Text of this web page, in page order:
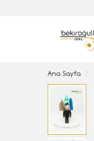
Ana Sayfa